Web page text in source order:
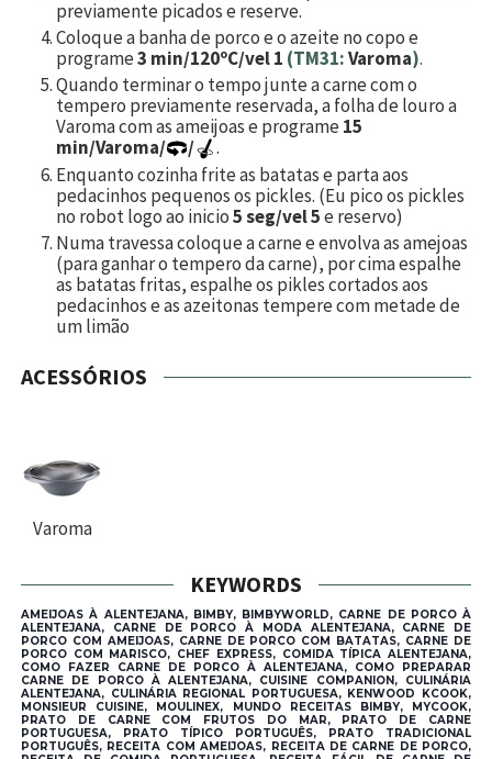
previamente picados e reserve.
Coloque a banha de porco e o azeite no copo e
programe3 min/120ºC/vel 1 (TM31:Varoma).
Quando terminar o tempo junte a carne com o
tempero previamente reservada, a folha de louro a
Varoma com as ameijoas e programe15
min/Varoma/
/
.
Enquanto cozinha frite as batatas e parta aos
pedacinhos pequenos os pickles. (Eu pico os pickles
no robot logo ao inicio5 seg/vel 5e reservo)
Numa travessa coloque a carne e envolva as amejoas
(para ganhar o tempero da carne), por cima espalhe
as batatas fritas, espalhe os pikles cortados aos
pedacinhos e as azeitonas tempere com metade de
um limão
ACESSÓRIOS
Varoma
KEYWORDS
AMEIJOAS À ALENTEJANA, BIMBY, BIMBYWORLD, CARNE DE PORCO À
ALENTEJANA, CARNE DE PORCO À MODA ALENTEJANA, CARNE DE
PORCO COM AMEIJOAS, CARNE DE PORCO COM BATATAS, CARNE DE
PORCO COM MARISCO, CHEF EXPRESS, COMIDA TÍPICA ALENTEJANA,
COMO FAZER CARNE DE PORCO À ALENTEJANA, COMO PREPARAR
CARNE DE PORCO À ALENTEJANA, CUISINE COMPANION, CULINÁRIA
ALENTEJANA, CULINÁRIA REGIONAL PORTUGUESA, KENWOOD KCOOK,
MONSIEUR CUISINE, MOULINEX, MUNDO RECEITAS BIMBY, MYCOOK,
PRATO DE CARNE COM FRUTOS DO MAR, PRATO DE CARNE
PORTUGUESA, PRATO TÍPICO PORTUGUÊS, PRATO TRADICIONAL
PORTUGUÊS, RECEITA COM AMEIJOAS, RECEITA DE CARNE DE PORCO,